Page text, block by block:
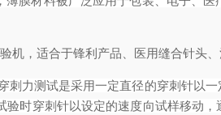
机，适合于锋利产品、医用缝合针头
刺力测试是采用一定直径的穿刺针以
验时穿刺针以设定的速度向试样移动